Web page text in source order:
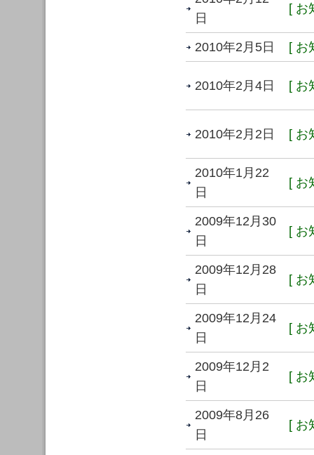
日
[ お
2010年2月5日 [ お
2010年2月4日 [ お
2010年2月2日 [ お
2010年1月22
日
[ お
2009年12月30
日
[ お
2009年12月28
日
[ お
2009年12月24
日
[ お
2009年12月2
日
[ お
2009年8月26
日
[ お